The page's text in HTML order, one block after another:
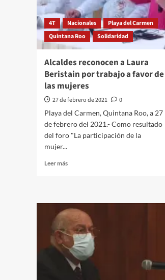
19
4T Nacionales
Playa del Carmen
Quintana Roo
Solidaridad
Alcaldes reconocen a Laura
Beristain por trabajo a favor de
las mujeres
27 de febrero de 2021
0
Playa del Carmen, Quintana Roo, a 27
de febrero del 2021.- Como resultado
del foro "La participación de la
mujer...
Leer másLeer
a
Laura
Beristain
por
trabajo
a
favor